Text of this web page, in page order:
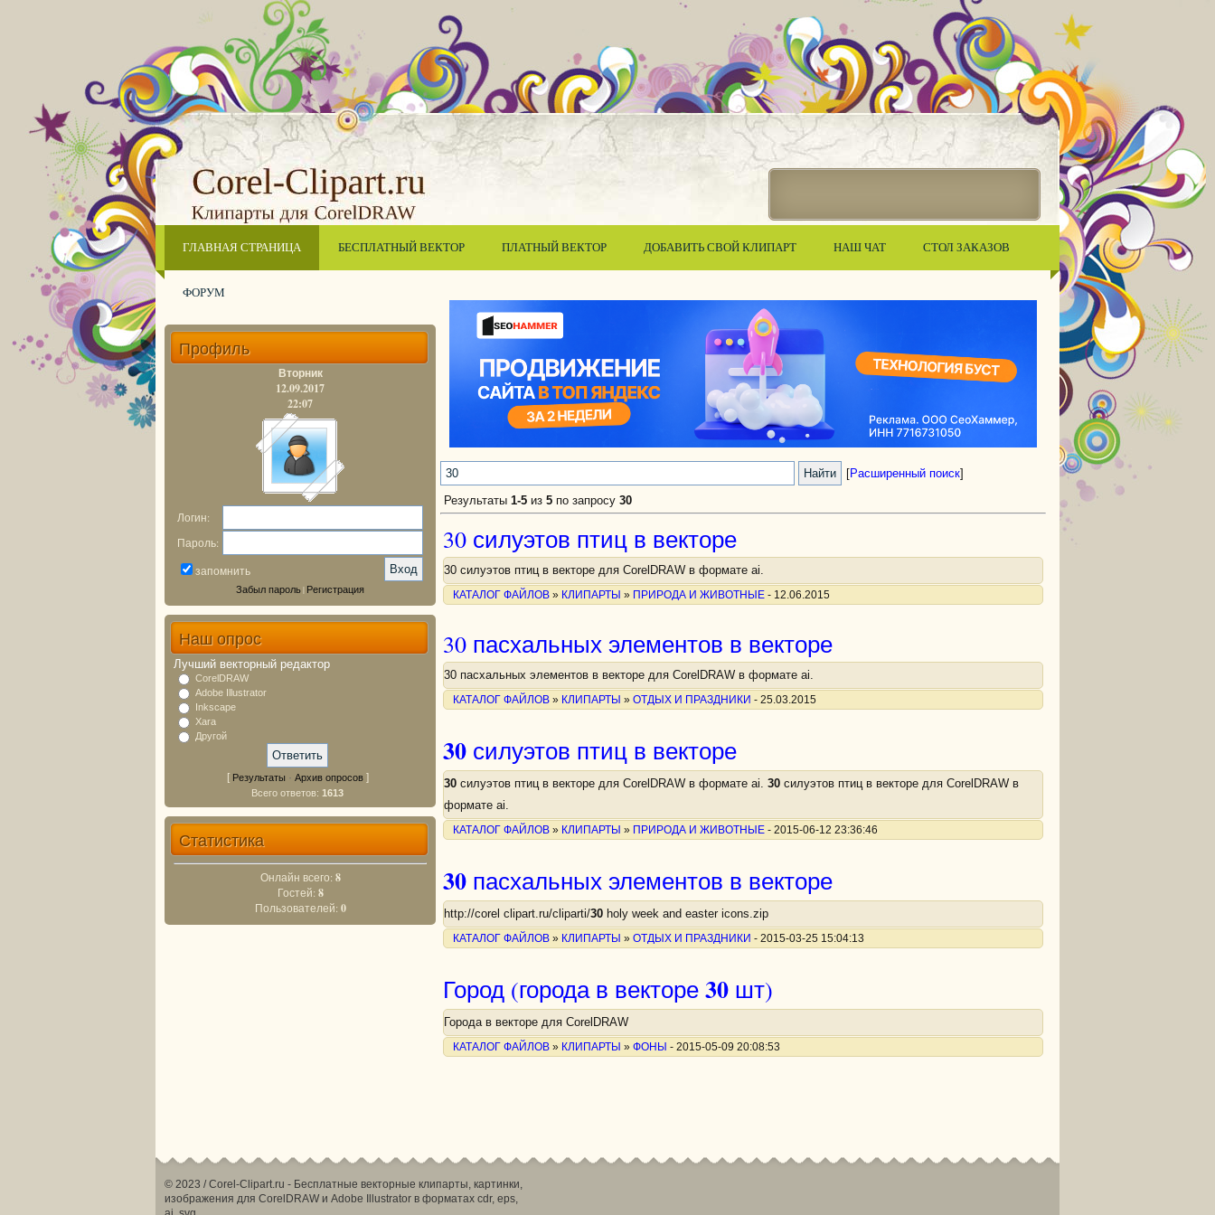
ГЛАВНАЯ СТРАНИЦА БЕСПЛАТНЫЙ ВЕКТОР ПЛАТНЫЙ ВЕКТОР ДОБАВИТЬ СВОЙ КЛИПАРТ НАШ ЧАТ СТОЛ ЗАКАЗОВ
ФОРУМ
[Расширенный поиск]
Результаты 1-5 из 5 по запросу 30
30 силуэтов птиц в векторе
30 силуэтов птиц в векторе для CorelDRAW в формате ai.
КАТАЛОГ ФАЙЛОВ » КЛИПАРТЫ » ПРИРОДА И ЖИВОТНЫЕ - 12.06.2015
30 пасхальных элементов в векторе
30 пасхальных элементов в векторе для CorelDRAW в формате ai.
КАТАЛОГ ФАЙЛОВ » КЛИПАРТЫ » ОТДЫХ И ПРАЗДНИКИ - 25.03.2015
30 силуэтов птиц в векторе
30 силуэтов птиц в векторе для CorelDRAW в формате ai. 30 силуэтов птиц в векторе для CorelDRAW в
формате ai.
КАТАЛОГ ФАЙЛОВ » КЛИПАРТЫ » ПРИРОДА И ЖИВОТНЫЕ - 2015-06-12 23:36:46
30 пасхальных элементов в векторе
http://corel clipart.ru/cliparti/30 holy week and easter icons.zip
КАТАЛОГ ФАЙЛОВ » КЛИПАРТЫ » ОТДЫХ И ПРАЗДНИКИ - 2015-03-25 15:04:13
Город (города в векторе 30 шт)
Города в векторе для CorelDRAW
КАТАЛОГ ФАЙЛОВ » КЛИПАРТЫ » ФОНЫ - 2015-05-09 20:08:53
Профиль
Вторник
12.09.2017
22:07
Логин:
Пароль:
запомнить
Забыл пароль| Регистрация
Наш опрос
Лучший векторный редактор
CorelDRAW
Adobe Illustrator
Inkscape
Xara
Другой
[ Результаты · Архив опросов]
Всего ответов: 1613
Статистика
Онлайн всего: 8
Гостей: 8
Пользователей: 0
© 2023 / Corel-Clipart.ru - Бесплатные векторные клипарты, картинки,
изображения для CorelDRAW и Adobe Illustrator в форматах cdr, eps,